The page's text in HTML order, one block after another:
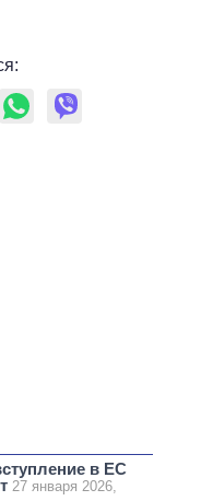
в ЕС
27 января 2026,